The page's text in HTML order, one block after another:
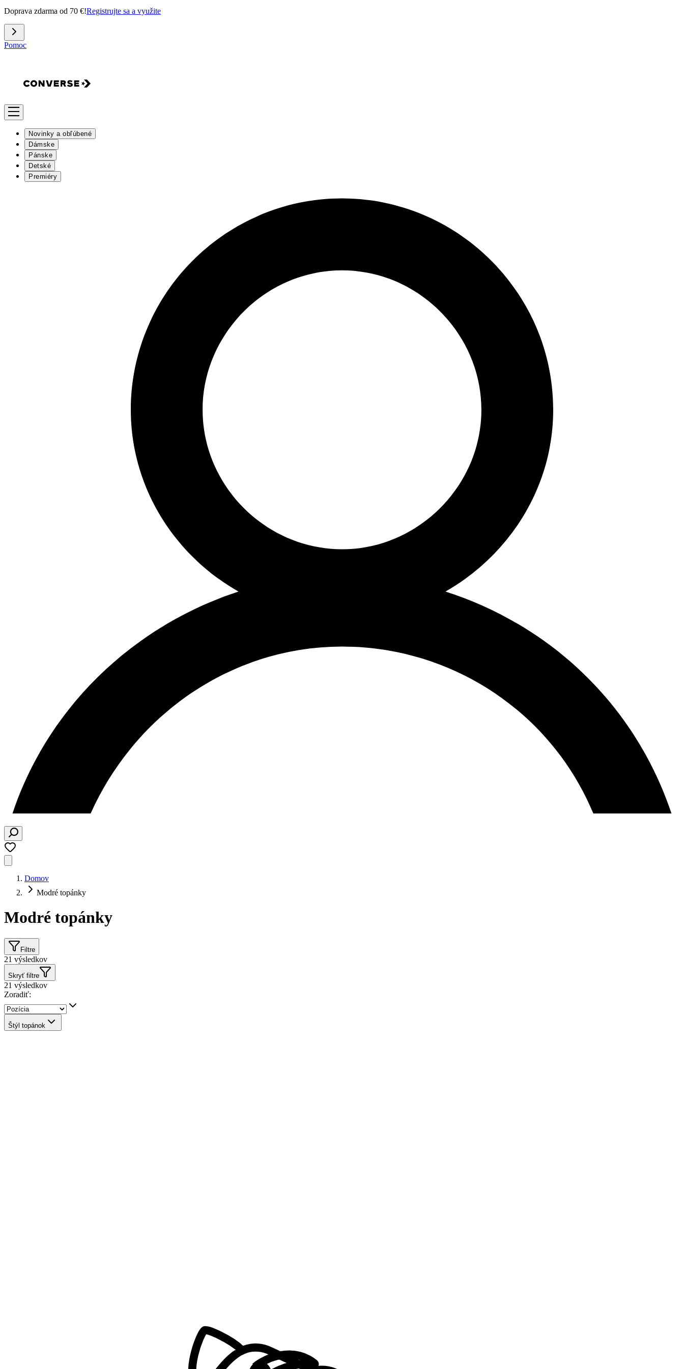
Doprava zdarma od 70 €!Registrujte sa a využite
Pomoc
Novinky a obľúbené
Dámske
Pánske
Detské
Premiéry
Domov
Modré topánky
Modré topánky
Filtre
21 výsledkov
Skryť filtre
21 výsledkov
Zoradiť:
Štýl topánok